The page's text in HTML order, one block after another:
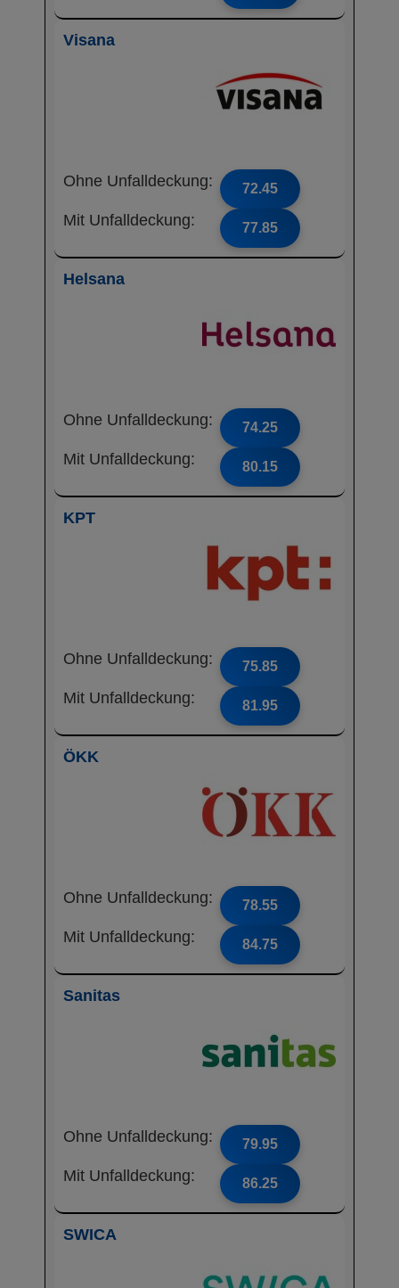
Visana
Ohne Unfalldeckung: 72.45
Mit Unfalldeckung: 77.85
Helsana
Ohne Unfalldeckung: 74.25
Mit Unfalldeckung: 80.15
KPT
Ohne Unfalldeckung: 75.85
Mit Unfalldeckung: 81.95
ÖKK
Ohne Unfalldeckung: 78.55
Mit Unfalldeckung: 84.75
Sanitas
Ohne Unfalldeckung: 79.95
Mit Unfalldeckung: 86.25
SWICA